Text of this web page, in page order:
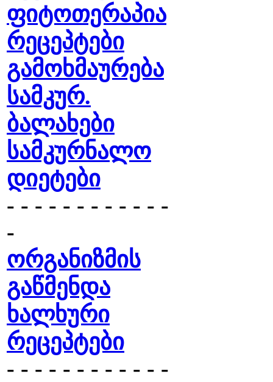
ფიტოთერაპია
რეცეპტები
გამოხმაურება
სამკურ.
ბალახები
სამკურნალო
დიეტები
- - - - - - - - - - - -
-
ორგანიზმის
გაწმენდა
ხალხური
რეცეპტები
- - - - - - - - - - - -